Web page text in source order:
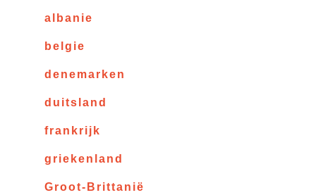
albanie
belgie
denemarken
duitsland
frankrijk
griekenland
Groot-Brittanië